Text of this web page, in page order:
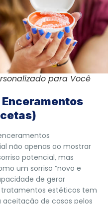
para Você
não apenas ao mostrar
potencial, mas
um sorriso “novo e
de gerar
estéticos tem
de casos pelos